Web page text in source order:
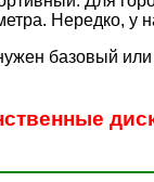
Нередко, у
базовый